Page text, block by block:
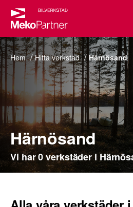
Våra tjänster
Hitta verkstad
Om MekoPartner
Hem Hitta verkstad Härnösand
Härnösand
Vi har 0 verkstäder i